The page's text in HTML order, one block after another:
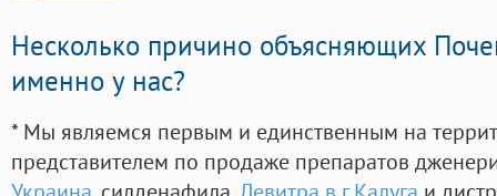
Несколько причино объясняющих
именно у нас?
* Мы являемся первым и единственным на
представителем по продаже препаратов